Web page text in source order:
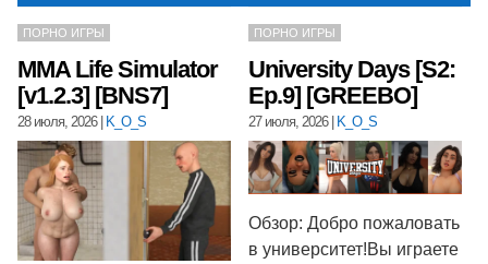
ПОРНО ИГРЫ
MMA Life Simulator
[v1.2.3] [BNS7]
28 июля, 2026| K_O_S
ПОРНО ИГРЫ
University Days [S2:
Ep.9] [GREEBO]
27 июля, 2026| K_O_S
Обзор: Добро пожаловать
в университет!Вы играете